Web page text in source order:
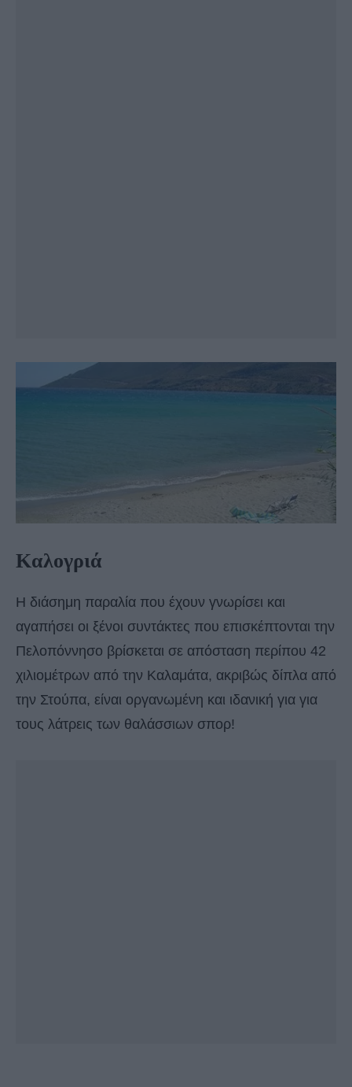
Καλογριά
Η διάσημη παραλία που έχουν γνωρίσει και
αγαπήσει οι ξένοι συντάκτες που επισκέπτονται την
Πελοπόννησο βρίσκεται σε απόσταση περίπου 42
χιλιομέτρων από την Καλαμάτα, ακριβώς δίπλα από
την Στούπα, είναι οργανωμένη και ιδανική για για
τους λάτρεις των θαλάσσιων σπορ!